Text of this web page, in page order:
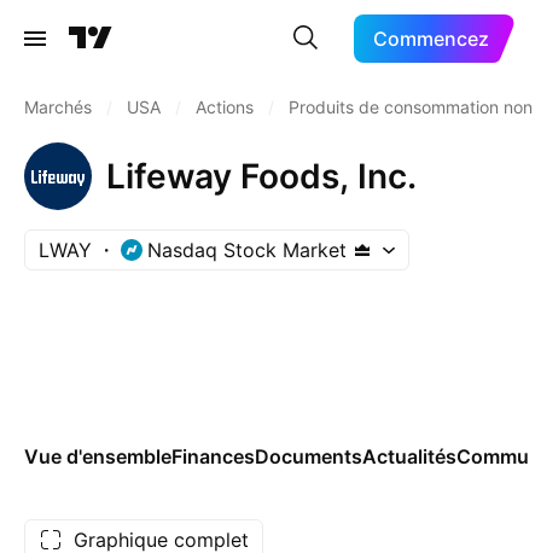
Commencez
Marchés USA Actions Produits de consommation non
Lifeway Foods, Inc.
LWAY Nasdaq Stock Market
Vue d'ensembleFinancesDocumentsActualités
Graphique complet